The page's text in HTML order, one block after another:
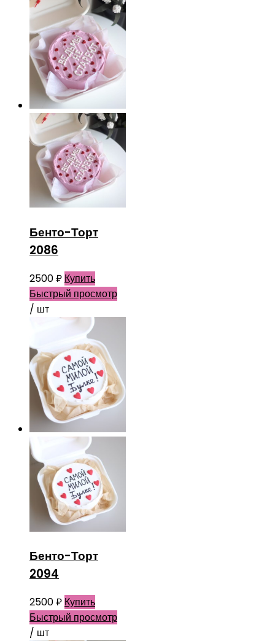
Бенто-Торт
2086
2500₽ Купить
Быстрый просмотр
/ шт
Бенто-Торт
2094
2500₽ Купить
Быстрый просмотр
/ шт